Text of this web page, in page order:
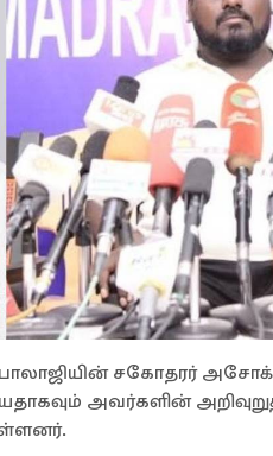
சகோதரர்
அவர்களின்